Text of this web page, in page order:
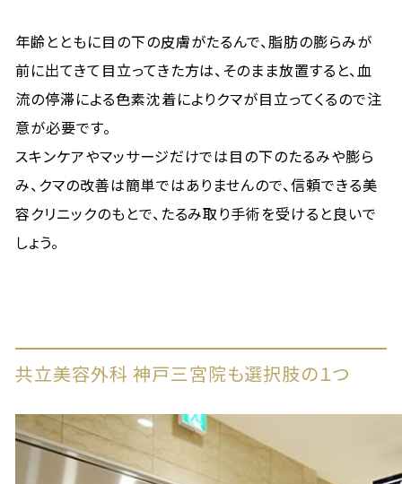
年齢とともに目の下の皮膚がたるんで、脂肪の膨らみが
前に出てきて目立ってきた方は、そのまま放置すると、血
流の停滞による色素沈着によりクマが目立ってくるので注
意が必要です。
スキンケアやマッサージだけでは目の下のたるみや膨ら
み、クマの改善は簡単ではありませんので、信頼できる美
容クリニックのもとで、たるみ取り手術を受けると良いで
しょう。
共立美容外科 神戸三宮院も選択肢の１つ